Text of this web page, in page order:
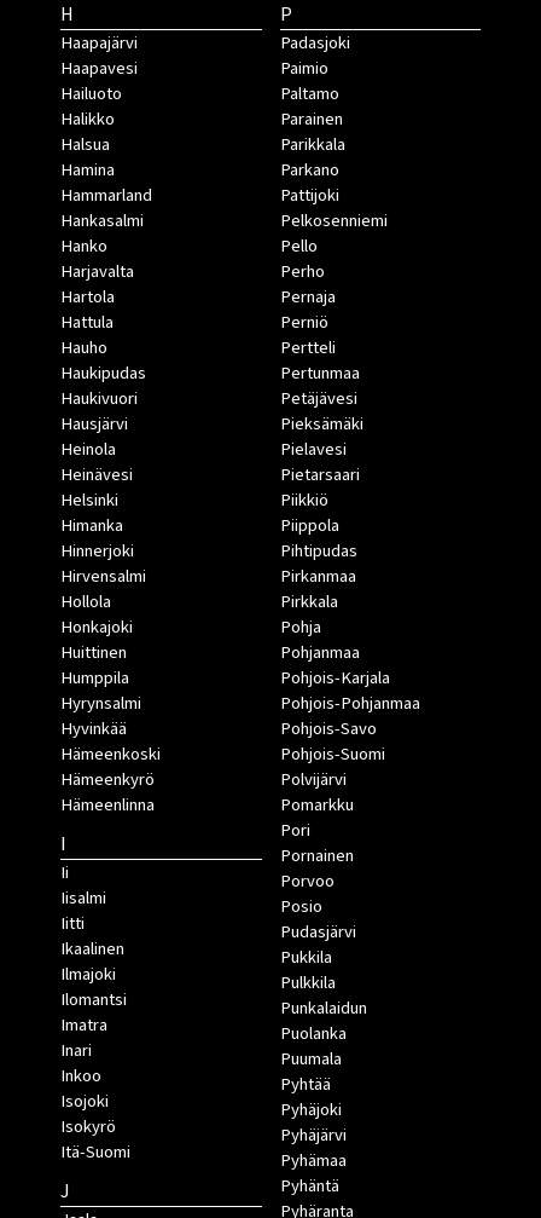
H
Haapajärvi
Haapavesi
Hailuoto
Halikko
Halsua
Hamina
Hammarland
Hankasalmi
Hanko
Harjavalta
Hartola
Hattula
Hauho
Haukipudas
Haukivuori
Hausjärvi
Heinola
Heinävesi
Helsinki
Himanka
Hinnerjoki
Hirvensalmi
Hollola
Honkajoki
Huittinen
Humppila
Hyrynsalmi
Hyvinkää
Hämeenkoski
Hämeenkyrö
Hämeenlinna
I
Ii
Iisalmi
Iitti
Ikaalinen
Ilmajoki
Ilomantsi
Imatra
Inari
Inkoo
Isojoki
Isokyrö
Itä-Suomi
J
P
Padasjoki
Paimio
Paltamo
Parainen
Parikkala
Parkano
Pattijoki
Pelkosenniemi
Pello
Perho
Pernaja
Perniö
Pertteli
Pertunmaa
Petäjävesi
Pieksämäki
Pielavesi
Pietarsaari
Piikkiö
Piippola
Pihtipudas
Pirkanmaa
Pirkkala
Pohja
Pohjanmaa
Pohjois-Karjala
Pohjois-Pohjanmaa
Pohjois-Savo
Pohjois-Suomi
Polvijärvi
Pomarkku
Pori
Pornainen
Porvoo
Posio
Pudasjärvi
Pukkila
Pulkkila
Punkalaidun
Puolanka
Puumala
Pyhtää
Pyhäjoki
Pyhäjärvi
Pyhämaa
Pyhäntä
Pyhäranta